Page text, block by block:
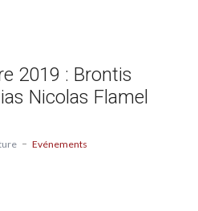
2019 : Brontis
Nicolas Flamel
Evénements